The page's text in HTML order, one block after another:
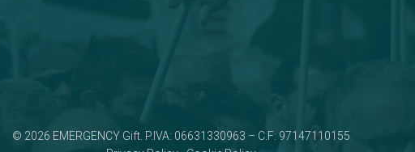
© 2026 EMERGENCY Gift. P.IVA: 06631330963 – C.F: 97147110155